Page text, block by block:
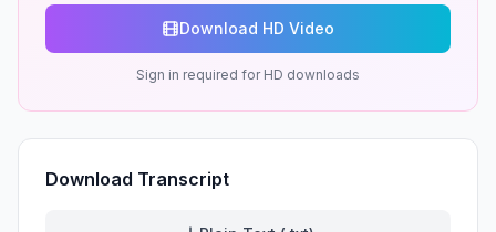
Download HD Video
Sign in required for HD downloads
Download Transcript